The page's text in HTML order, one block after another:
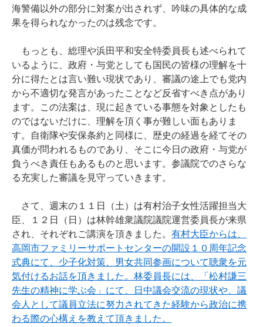
海警備以外の部分に対案が出されず、吟味の具体的な成
果を得られなかったのは残念です。
もっとも、総理や浜田平和安全特委員長も述べられて
いるように、政府・与党としても国民の皆様の理解を十
分に得たとは言い難い現状であり、審議の途上でも党内
から不適切な発言があったことなど反省すべき点があり
ます。この法案は、現に起きている事態を対象としたも
のではないだけに、理解を頂く事が難しい面もありま
す。自衛隊や安保条約と同様に、歴史の経過を経てその
真価が問われるものであり、そこに今日の政府・与党が
負うべき責任もあるものと思います。参議院でのさらな
る充実した審議を見守っていきます。
さて、週末の１１日（土）は有村治子女性活躍担当大
臣、１２日（日）は林幹雄衆議院議院運営委員長が来県
され、それぞれご講演を頂きました。 有村大臣からは、
高岡市ファミリーサポートセンターの開設１０周年記念
式典にて、少子化対策、男女共同参画について聴衆を元
気付けるお話を頂きました。 林委員長には、「松村謙三
先生の精神に学ぶ会」にて、日中議会交流の現状や、議
会人として議員立法に努力されてきた経験から政治に携
わる際の心構えを教えて頂きました。